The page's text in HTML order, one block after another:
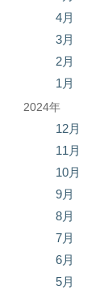
4月
3月
2月
1月
2024年
12月
11月
10月
9月
8月
7月
6月
5月